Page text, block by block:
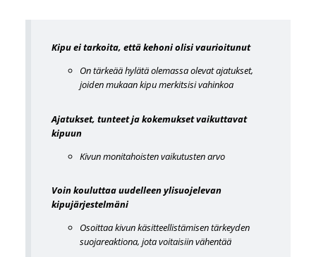
Kipu ei tarkoita, että kehoni olisi vaurioitunut
On tärkeää hylätä olemassa olevat ajatukset,
joiden mukaan kipu merkitsisi vahinkoa
Ajatukset, tunteet ja kokemukset vaikuttavat
kipuun
Kivun monitahoisten vaikutusten arvo
Voin kouluttaa uudelleen ylisuojelevan
kipujärjestelmäni
Osoittaa kivun käsitteellistämisen tärkeyden
suojareaktiona, jota voitaisiin vähentää